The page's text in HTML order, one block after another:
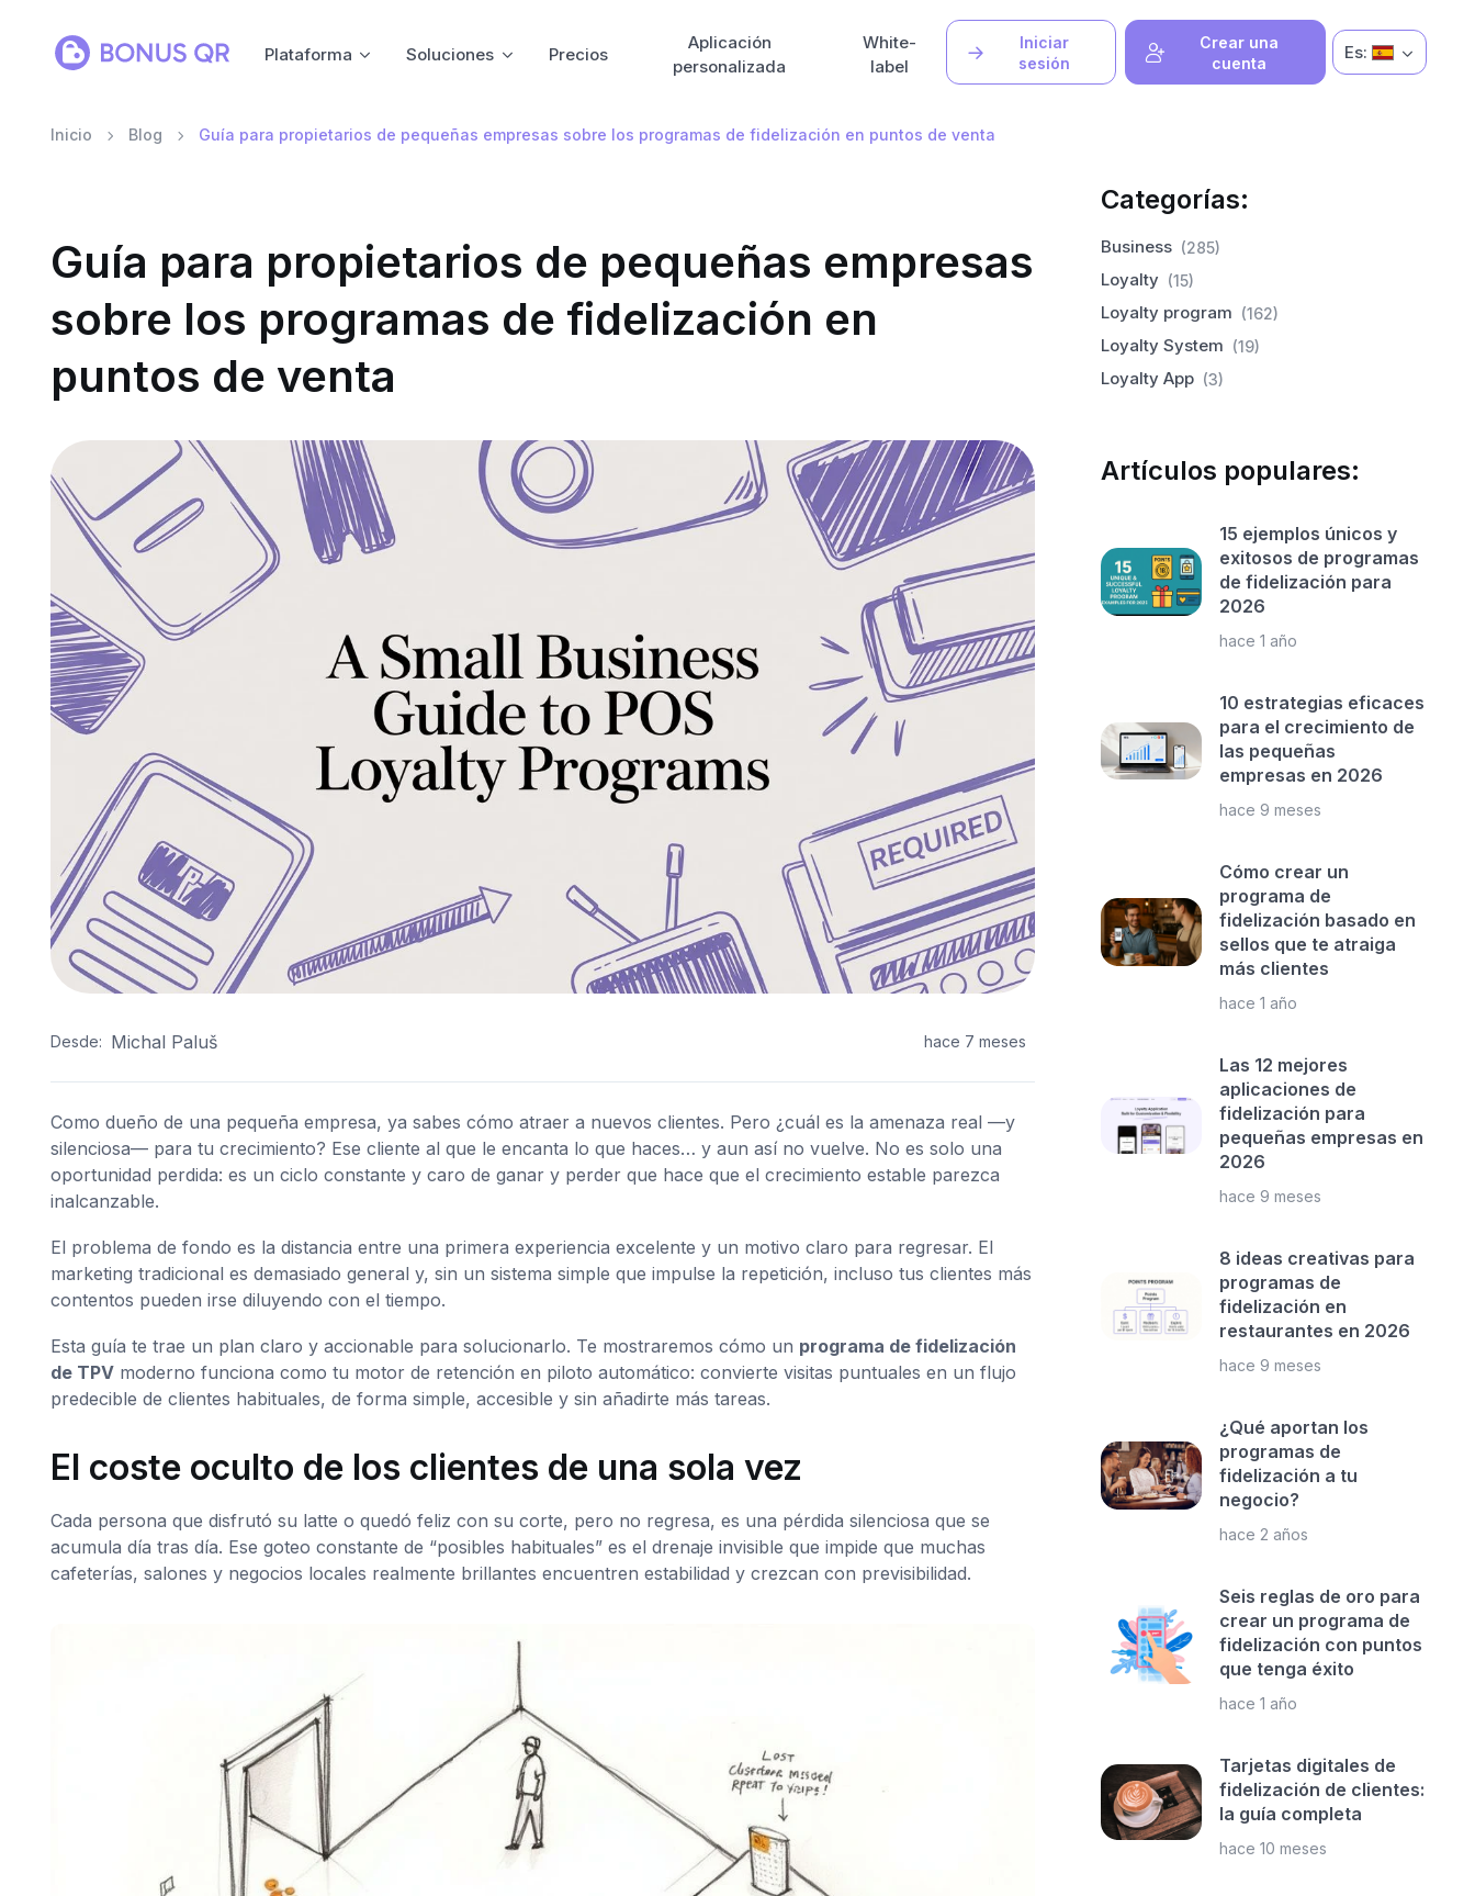
Iniciar
sesión
Crear una
cuenta
Plataforma Soluciones Precios
Aplicación
personalizada
White-
label
Es:
Inicio Blog Guía para propietarios de pequeñas empresas sobre los programas de fidelización en puntos de venta
Guía para propietarios de pequeñas empresas
sobre los programas de fidelización en
puntos de venta
Desde: Michal Paluš hace 7 meses
Como dueño de una pequeña empresa, ya sabes cómo atraer a nuevos clientes. Pero ¿cuál es la amenaza real —y
silenciosa— para tu crecimiento? Ese cliente al que le encanta lo que haces… y aun así no vuelve. No es solo una
oportunidad perdida: es un ciclo constante y caro de ganar y perder que hace que el crecimiento estable parezca
inalcanzable.
El problema de fondo es la distancia entre una primera experiencia excelente y un motivo claro para regresar. El
marketing tradicional es demasiado general y, sin un sistema simple que impulse la repetición, incluso tus clientes más
contentos pueden irse diluyendo con el tiempo.
Esta guía te trae un plan claro y accionable para solucionarlo. Te mostraremos cómo un programa de fidelización
de TPVmoderno funciona como tu motor de retención en piloto automático: convierte visitas puntuales en un flujo
predecible de clientes habituales, de forma simple, accesible y sin añadirte más tareas.
El coste oculto de los clientes de una sola vez
Cada persona que disfrutó su latte o quedó feliz con su corte, pero no regresa, es una pérdida silenciosa que se
acumula día tras día. Ese goteo constante de “posibles habituales” es el drenaje invisible que impide que muchas
cafeterías, salones y negocios locales realmente brillantes encuentren estabilidad y crezcan con previsibilidad.
Categorías:
Business (285)
Loyalty (15)
Loyalty program (162)
Loyalty System (19)
Loyalty App (3)
Artículos populares:
15 ejemplos únicos y
exitosos de programas
de fidelización para
2026
hace 1 año
10 estrategias eficaces
para el crecimiento de
las pequeñas
empresas en 2026
hace 9 meses
Cómo crear un
programa de
fidelización basado en
sellos que te atraiga
más clientes
hace 1 año
Las 12 mejores
aplicaciones de
fidelización para
pequeñas empresas en
2026
hace 9 meses
8 ideas creativas para
programas de
fidelización en
restaurantes en 2026
hace 9 meses
¿Qué aportan los
programas de
fidelización a tu
negocio?
hace 2 años
Seis reglas de oro para
crear un programa de
fidelización con puntos
que tenga éxito
hace 1 año
Tarjetas digitales de
fidelización de clientes:
la guía completa
hace 10 meses